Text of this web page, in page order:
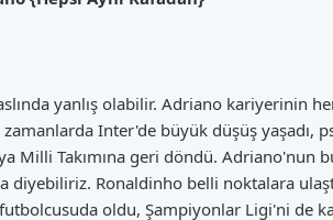
yanlış olabilir. Adriano kariyerinin
Inter'de büyük düşüş
Milli Takımına geri döndü.
diyebiliriz. Ronaldinho belli noktalara
oldu, Şampiyonlar Ligi'ni de